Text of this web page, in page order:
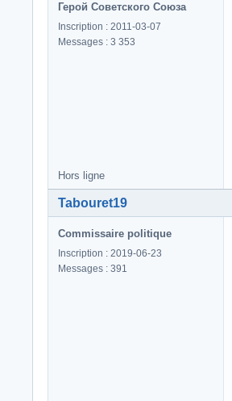
Герой Советского Союза
Inscription : 2011-03-07
Messages : 3 353
Hors ligne
Tabouret19
Commissaire politique
Inscription : 2019-06-23
Messages : 391